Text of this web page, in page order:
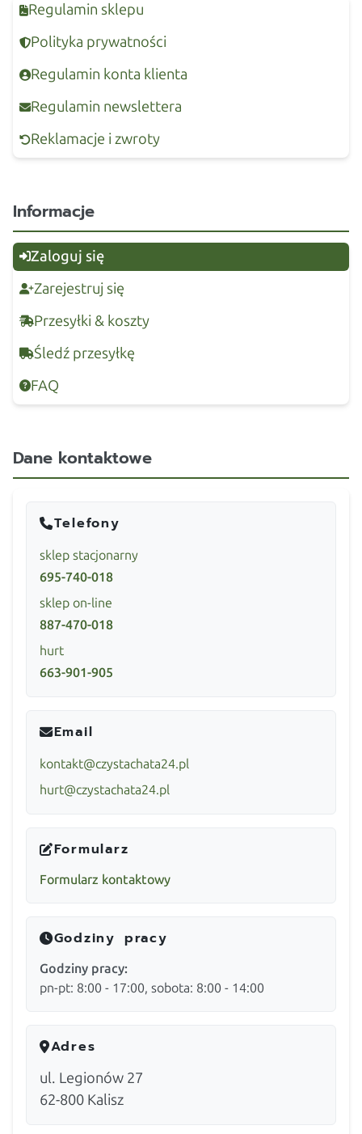
Regulamin sklepu
Polityka prywatności
Regulamin konta klienta
Regulamin newslettera
Reklamacje i zwroty
Informacje
Zaloguj się
Zarejestruj się
Przesyłki & koszty
Śledź przesyłkę
FAQ
Dane kontaktowe
Telefony
sklep stacjonarny
695-740-018
sklep on-line
887-470-018
hurt
663-901-905
Email
kontakt@czystachata24.pl
hurt@czystachata24.pl
Formularz
Formularz kontaktowy
Godziny pracy
Godziny pracy:
pn-pt: 8:00 - 17:00, sobota: 8:00 - 14:00
Adres
ul. Legionów 27
62-800 Kalisz